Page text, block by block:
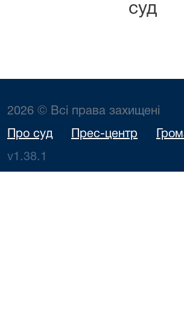
суд
2026 © Всі права захищені
Про суд Прес-центр
v1.38.1